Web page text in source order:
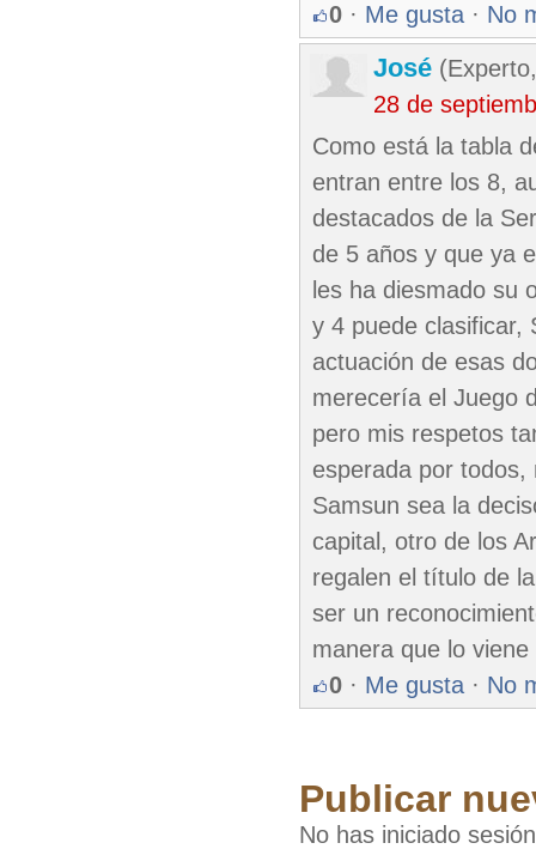
0 · Me gusta · No
José
28 de
Como está la tabla
entran entre los 8,
destacados de la
de 5 años y que ya
les ha diesmado su
y 4 puede clasificar,
actuación de esas
merecería el Juego
pero mis respetos
esperada por
Samsun sea la
capital, otro de los
regalen el título de
ser un
manera que lo
0 · Me gusta · No
Publicar
No has iniciado